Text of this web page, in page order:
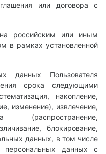
или договора с
российским или иным
в рамках установленной
данных Пользователя
срока следующими
накопление,
изменение), извлечение,
(распространение,
блокирование,
данных, в том числе
данных с